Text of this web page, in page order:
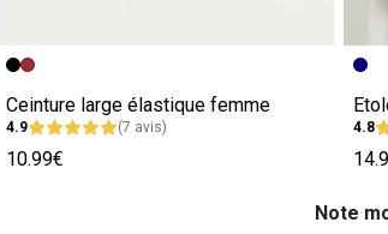
Ceinture large élastique femme
4.9 (7 avis)
10.99€
4.8
Note